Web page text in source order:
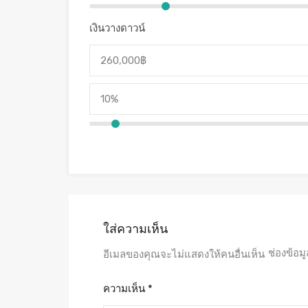
เงินวางดาวน์
ใส่ความเห็น
อีเมลของคุณจะไม่แสดงให้คนอื่นเห็น ช่องข้อมู
ความเห็น *